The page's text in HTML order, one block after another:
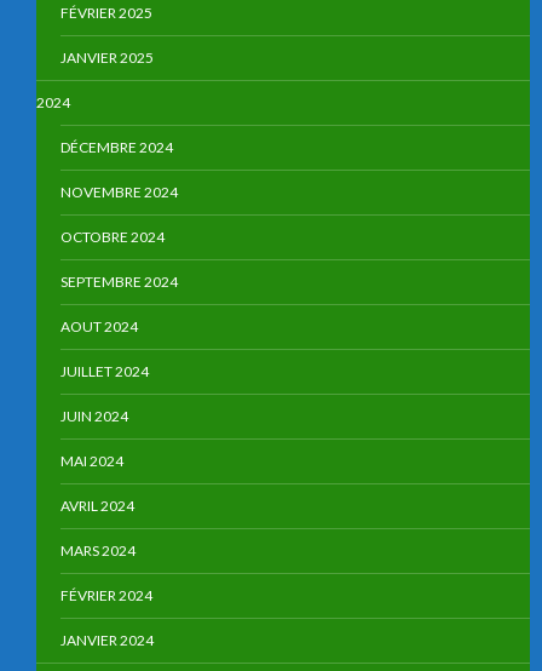
FÉVRIER 2025
JANVIER 2025
2024
DÉCEMBRE 2024
NOVEMBRE 2024
OCTOBRE 2024
SEPTEMBRE 2024
AOUT 2024
JUILLET 2024
JUIN 2024
MAI 2024
AVRIL 2024
MARS 2024
FÉVRIER 2024
JANVIER 2024